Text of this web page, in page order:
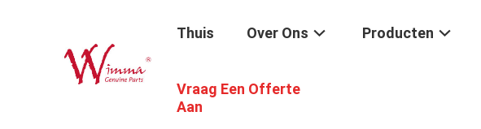
Thuis Over Ons Producten
Vraag Een Offerte
Aan
Thuis / De Vervangstukken Van De Motorfietsmotor